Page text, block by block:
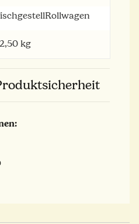
Rollwagen
kg